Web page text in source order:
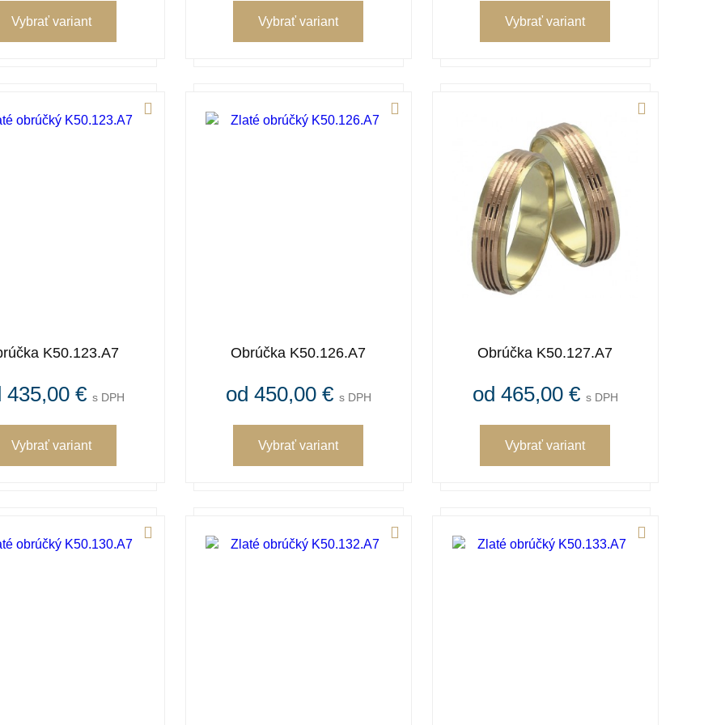
Vybrať variant Vybrať variant Vybrať variant
K50.123.A7
435,00 € s DPH
Vybrať variant
Obrúčka K50.126.A7
od 450,00 € s DPH
Vybrať variant
Obrúčka K50.127.A7
od 465,00 € s DPH
Vybrať variant